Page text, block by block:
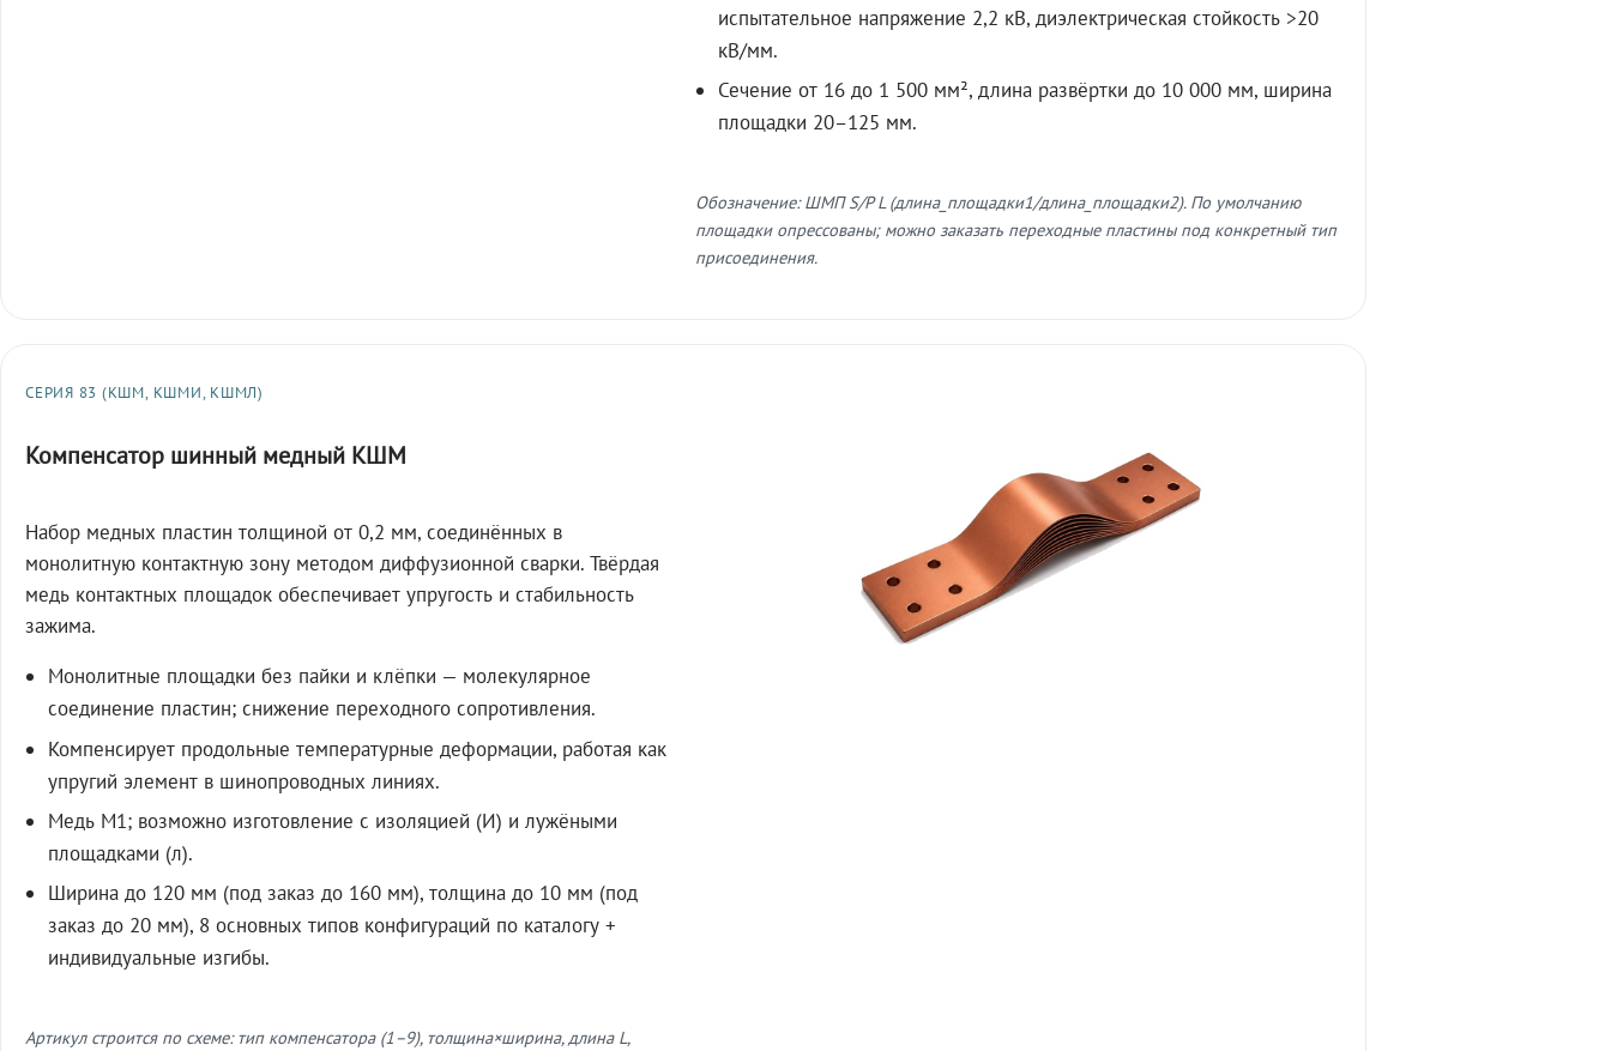
испытательное напряжение 2,2 кВ, диэлектрическая стойкость >20
кВ/мм.
Сечение от 16 до 1 500 мм², длина развёртки до 10 000 мм, ширина
площадки 20–125 мм.
Обозначение: ШМП S/P L (длина_площадки1/длина_площадки2). По умолчанию
площадки опрессованы; можно заказать переходные пластины под конкретный тип
присоединения.
СЕРИЯ 83 (КШМ, КШМИ, КШМЛ)
Компенсатор шинный медный КШМ
Набор медных пластин толщиной от 0,2 мм, соединённых в
монолитную контактную зону методом диффузионной сварки. Твёрдая
медь контактных площадок обеспечивает упругость и стабильность
зажима.
Монолитные площадки без пайки и клёпки — молекулярное
соединение пластин; снижение переходного сопротивления.
Компенсирует продольные температурные деформации, работая как
упругий элемент в шинопроводных линиях.
Медь М1; возможно изготовление с изоляцией (И) и лужёными
площадками (л).
Ширина до 120 мм (под заказ до 160 мм), толщина до 10 мм (под
заказ до 20 мм), 8 основных типов конфигураций по каталогу +
индивидуальные изгибы.
Артикул строится по схеме: тип компенсатора (1–9), толщина×ширина, длина L,